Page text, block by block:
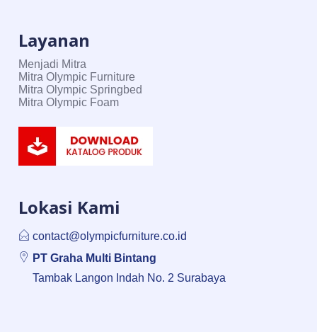
Layanan
Menjadi Mitra
Mitra Olympic Furniture
Mitra Olympic Springbed
Mitra Olympic Foam
Lokasi Kami
contact@olympicfurniture.co.id
PT Graha Multi Bintang
Tambak Langon Indah No. 2 Surabaya